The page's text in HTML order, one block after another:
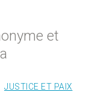
et
JUSTICE ET PAIX